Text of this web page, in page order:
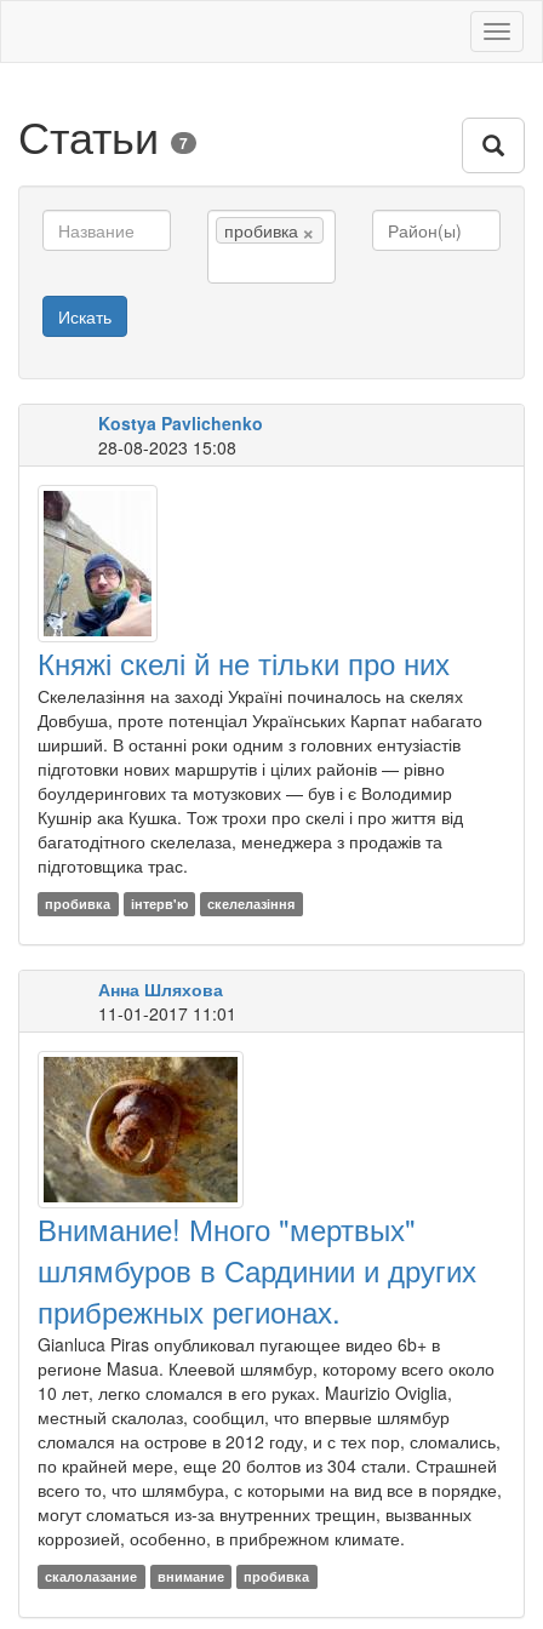
Статьи 7
×
пробивка
Искать
Kostya Pavlichenko
28-08-2023 15:08
Княжі скелі й не тільки про них
Скелелазіння на заході Україні починалось на скелях
Довбуша, проте потенціал Українських Карпат набагато
ширший. В останні роки одним з головних ентузіастів
підготовки нових маршрутів і цілих районів — рівно
боулдерингових та мотузкових — був і є Володимир
Кушнір ака Кушка. Тож трохи про скелі і про життя від
багатодітного скелелаза, менеджера з продажів та
підготовщика трас.
пробивка інтерв'ю скелелазіння
Анна Шляхова
11-01-2017 11:01
Внимание! Много "мертвых"
шлямбуров в Сардинии и других
прибрежных регионах.
Gianluca Piras опубликовал пугающее видео 6b+ в
регионе Masua. Клеевой шлямбур, которому всего около
10 лет, легко сломался в его руках. Maurizio Oviglia,
местный скалолаз, сообщил, что впервые шлямбур
сломался на острове в 2012 году, и с тех пор, сломались,
по крайней мере, еще 20 болтов из 304 стали. Страшней
всего то, что шлямбура, с которыми на вид все в порядке,
могут сломаться из-за внутренних трещин, вызванных
коррозией, особенно, в прибрежном климате.
скалолазание внимание пробивка